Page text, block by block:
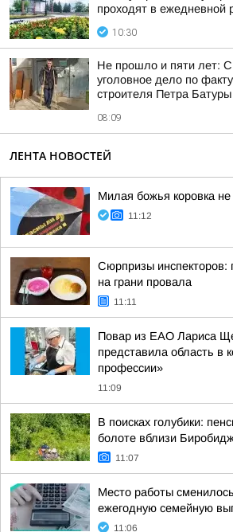
проходят в ежедневной
10:30
Не прошло и пяти лет:
уголовное дело по
строителя Петра
08:09
ЛЕНТА НОВОСТЕЙ
Милая божья коровка не
11:12
Сюрпризы инспекторов:
на грани провала
11:11
Повар из ЕАО Лариса
представила область в
профессии»
11:09
В поисках голубики:
болоте вблизи
11:07
Место работы
ежегодную семейную
11:06